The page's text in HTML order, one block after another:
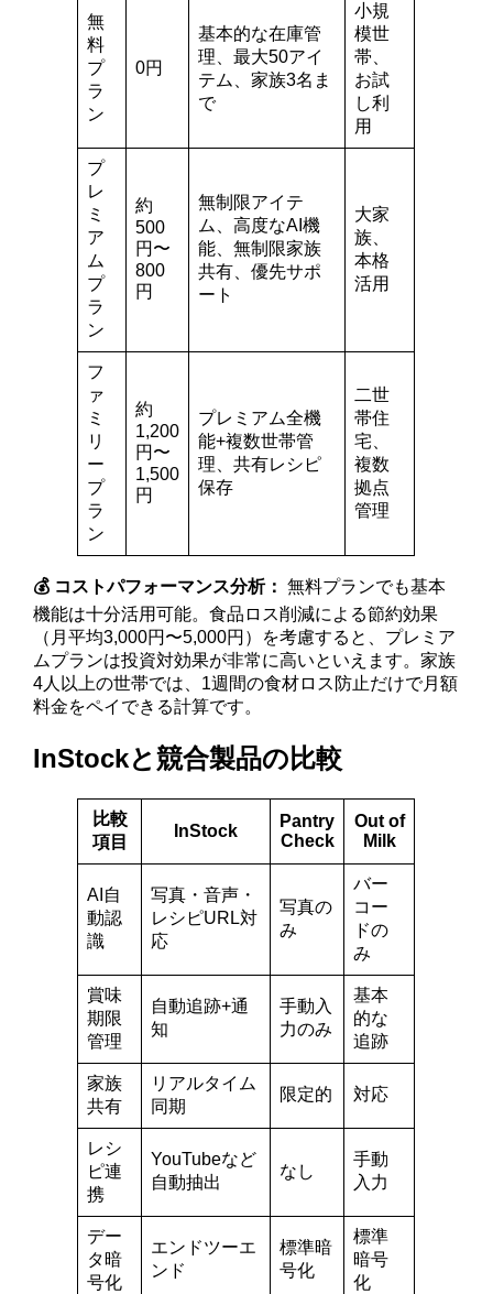
無
料
プ
ラ
ン
0円
基本的な在庫管
理、最大50アイ
テム、家族3名ま
で
小規
模世
帯、
お試
し利
用
プ
レ
ミ
ア
ム
プ
ラ
ン
約
500
円〜
800
円
無制限アイテ
ム、高度なAI機
能、無制限家族
共有、優先サポ
ート
大家
族、
本格
活用
フ
ァ
ミ
リ
ー
プ
ラ
ン
約
1,200
円〜
1,500
円
プレミアム全機
能+複数世帯管
理、共有レシピ
保存
二世
帯住
宅、
複数
拠点
管理
💰 コストパフォーマンス分析： 無料プランでも基本
機能は十分活用可能。食品ロス削減による節約効果
（月平均3,000円〜5,000円）を考慮すると、プレミア
ムプランは投資対効果が非常に高いといえます。家族
4人以上の世帯では、1週間の食材ロス防止だけで月額
料金をペイできる計算です。
InStockと競合製品の比較
比較
項目
InStock
Pantry
Check
Out of
Milk
AI自
動認
識
写真・音声・
レシピURL対
応
写真の
み
バー
コー
ドの
み
賞味
期限
管理
自動追跡+通
知
手動入
力のみ
基本
的な
追跡
家族
共有
リアルタイム
同期
限定的 対応
レシ
ピ連
携
YouTubeなど
自動抽出
なし
手動
入力
デー
タ暗
号化
エンドツーエ
ンド
標準暗
号化
標準
暗号
化